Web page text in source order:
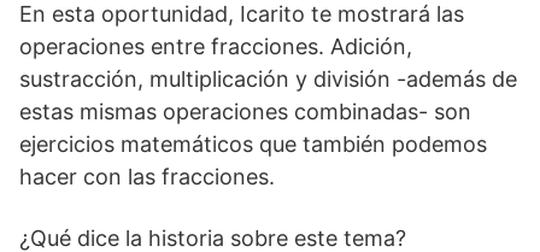
En esta oportunidad, Icarito te mostrará las
operaciones entre fracciones. Adición,
sustracción, multiplicación y división -además de
estas mismas operaciones combinadas- son
ejercicios matemáticos que también podemos
hacer con las fracciones.
¿Qué dice la historia sobre este tema?